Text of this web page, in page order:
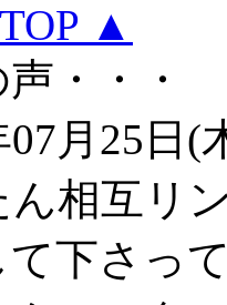
▲
・・・
07月25日(
ん相互リ
て下さっ